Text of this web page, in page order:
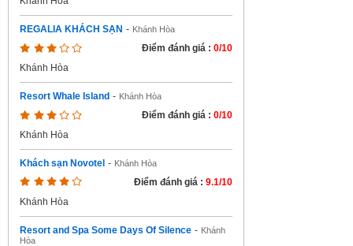
REGALIA KHÁCH SẠN - Khánh Hòa
Điểm đánh giá : 0/10
Khánh Hòa
Resort Whale Island - Khánh Hòa
Điểm đánh giá : 0/10
Khánh Hòa
Khách sạn Novotel - Khánh Hòa
Điểm đánh giá : 9.1/10
Khánh Hòa
Resort and Spa Some Days Of Silence - Khánh
Hòa